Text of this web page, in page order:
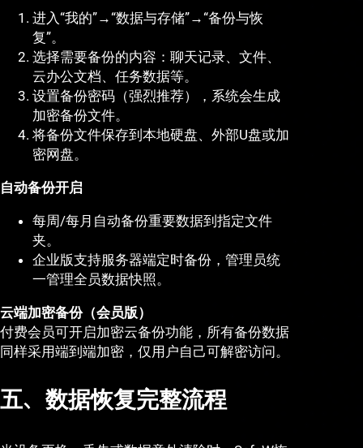
进入“我的”→“数据与存储”→“备份与恢
复”。
选择需要备份的内容：聊天记录、文件、
云办公文档、任务数据等。
设置备份密码（强烈推荐），系统会生成
加密备份文件。
将备份文件保存到本地硬盘、外部U盘或加
密网盘。
自动备份开启
每周/每月自动备份重要数据到指定文件
夹。
企业版支持服务器端定时备份，管理员统
一管理全员数据快照。
云端加密备份（会员版）
付费会员可开启加密云备份功能，所有备份数据
同样采用端到端加密，仅用户自己可解密访问。
五、数据恢复完整流程